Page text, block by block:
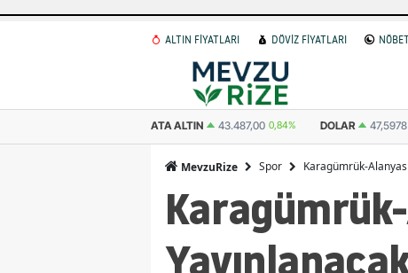
ALTIN FİYATLARI DÖVİZ FİYATLARI
DOLAR 47,5978 0.05% EURO 54,9861 -0.07%
MevzuRize Spor Karagümrük-